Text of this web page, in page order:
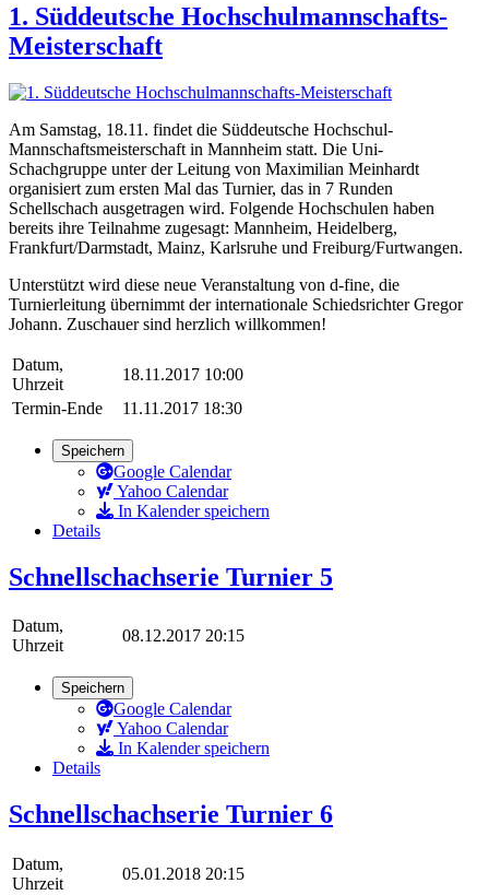
1. Süddeutsche Hochschulmannschafts-
Meisterschaft
Am Samstag, 18.11. findet die Süddeutsche Hochschul-
Mannschaftsmeisterschaft in Mannheim statt. Die Uni-
Schachgruppe unter der Leitung von Maximilian Meinhardt
organisiert zum ersten Mal das Turnier, das in 7 Runden
Schellschach ausgetragen wird. Folgende Hochschulen haben
bereits ihre Teilnahme zugesagt: Mannheim, Heidelberg,
Frankfurt/Darmstadt, Mainz, Karlsruhe und Freiburg/Furtwangen.
Unterstützt wird diese neue Veranstaltung von d-fine, die
Turnierleitung übernimmt der internationale Schiedsrichter Gregor
Johann. Zuschauer sind herzlich willkommen!
Datum,
Uhrzeit
18.11.2017 10:00
Termin-Ende
11.11.2017 18:30
Speichern
Google Calendar
Yahoo Calendar
In Kalender speichern
Details
Schnellschachserie Turnier 5
Datum,
Uhrzeit
08.12.2017 20:15
Speichern
Google Calendar
Yahoo Calendar
In Kalender speichern
Details
Schnellschachserie Turnier 6
Datum,
Uhrzeit
05.01.2018 20:15